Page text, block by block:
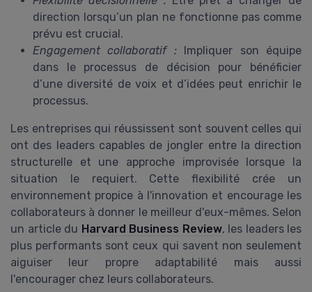
direction lorsqu’un plan ne fonctionne pas comme
prévu est crucial.
Engagement collaboratif :Impliquer son équipe
dans le processus de décision pour bénéficier
d’une diversité de voix et d’idées peut enrichir le
processus.
Les entreprises qui réussissent sont souvent celles qui
ont des leaders capables de jongler entre la direction
structurelle et une approche improvisée lorsque la
situation le requiert. Cette flexibilité crée un
environnement propice à l'innovation et encourage les
collaborateurs à donner le meilleur d'eux-mêmes. Selon
un article du Harvard Business Review, les leaders les
plus performants sont ceux qui savent non seulement
aiguiser leur propre adaptabilité mais aussi
l'encourager chez leurs collaborateurs.